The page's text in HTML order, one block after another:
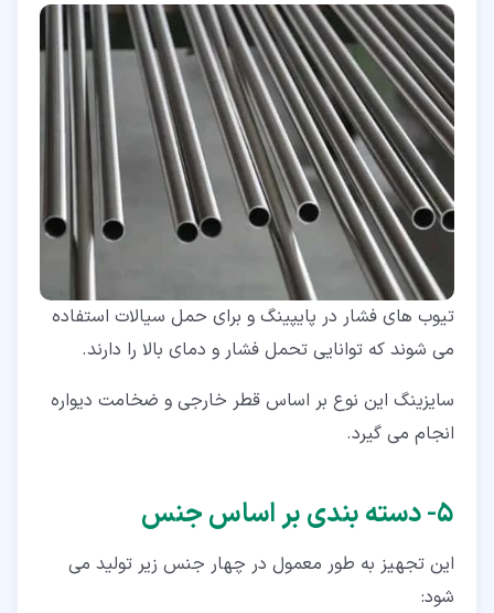
تیوب های فشار در پایپینگ و برای حمل سیالات استفاده
می شوند که توانایی تحمل فشار و دمای بالا را دارند.
سایزینگ این نوع بر اساس قطر خارجی و ضخامت دیواره
انجام می گیرد.
۵‏- دسته بندی بر اساس جنس
این تجهیز به طور معمول در چهار جنس زیر تولید می
شود: